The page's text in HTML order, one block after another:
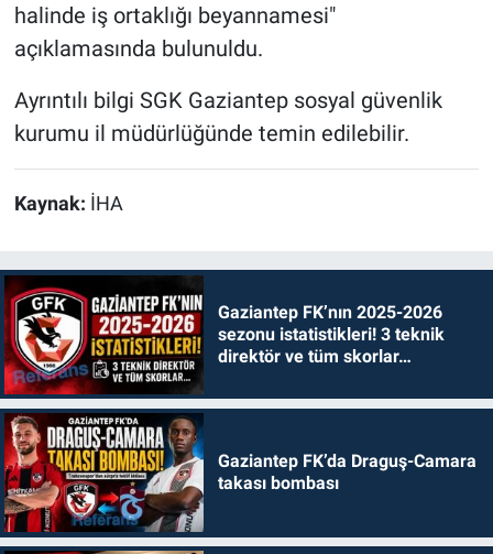
halinde iş ortaklığı beyannamesi"
açıklamasında bulunuldu.
Ayrıntılı bilgi SGK Gaziantep sosyal güvenlik
kurumu il müdürlüğünde temin edilebilir.
Kaynak: İHA
Gaziantep FK’nın 2025-2026
sezonu istatistikleri! 3 teknik
direktör ve tüm skorlar…
Gaziantep FK’da Draguş-Camara
takası bombası